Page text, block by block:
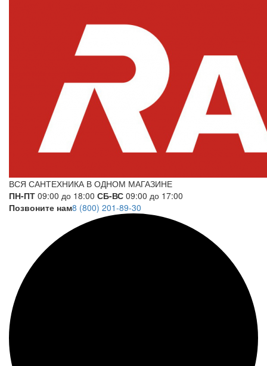
ВСЯ САНТЕХНИКА В ОДНОМ МАГАЗИНЕ
ПН-ПТ 09:00 до 18:00 СБ-ВС 09:00 до 17:00
Позвоните нам8 (800) 201-89-30